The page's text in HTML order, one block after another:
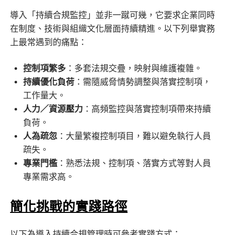
導入「持續合規監控」並非一蹴可幾，它要求企業同時
在制度、技術與組織文化層面持續精進。以下列舉實務
上最常遇到的痛點：
控制項繁多：多套法規交疊，映射與維護複雜。
持續優化負荷：需隨威脅情勢調整與落實控制項，
工作量大。
人力／資源壓力 ：高頻監控與落實控制項帶來持續
負荷。
人為疏忽：大量繁複控制項目，難以避免執行人員
疏失。
專業門檻：熟悉法規、控制項、落實方式等對人員
專業需求高。
簡化挑戰的實踐路徑